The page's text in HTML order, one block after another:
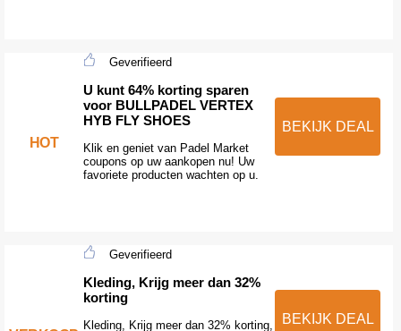
HOT
Geverifieerd
U kunt 64% korting sparen
voor BULLPADEL VERTEX
HYB FLY SHOES
Klik en geniet van Padel Market
coupons op uw aankopen nu! Uw
favoriete producten wachten op u.
BEKIJK DEAL
Geverifieerd
Kleding, Krijg meer dan 32%
korting
Kleding, Krijg meer dan 32% korting,
BEKIJK DEAL